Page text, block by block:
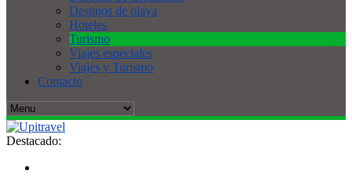
Destinos de playa
Hoteles
Turismo
Viajes especiales
Viajes y Turismo
Contacto
Destacado: